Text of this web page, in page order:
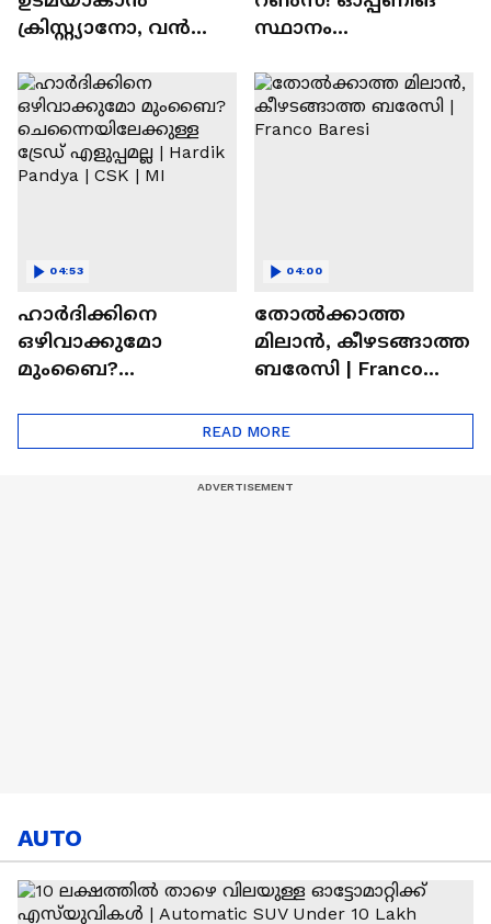
ക്രിസ്റ്റ്യാനോ, വന്‍
പദ്ധതികള്‍ | Cristiano
Ronaldo
സ്ഥാനം
അഭിഷേക് ശർമ? |
Abhishek Sharma
ഹാർദിക്കിനെ
ഒഴിവാക്കുമോ
മുംബൈ?
Hardik Pandya | CSK |
04:53
തോല്‍ക്കാത്ത
മിലാന്‍, കീഴടങ്ങാത്ത
ബരേസി | Franco
04:00
READ MORE
AUTO